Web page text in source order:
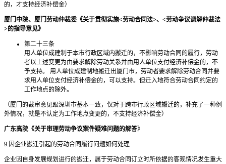
的，才支持经济补偿金）
厦门中院、厦门劳动仲裁委《关于贯彻实施<劳动合同法>、<劳动争议调解仲裁法
>的指导意见》
第二十三条
用人单位成建制于本市行政区域内搬迁的，不影响劳动合同的履行，劳动
者以上述变更为由要求解除劳动关系并由用人单位支付经济补偿金的，不
予支持。 用人单位成建制地搬迁出厦门市，劳动者要求解除劳动合同并要
求用人单位支付经济补偿金的，可以支持。但迁入地符合劳动合同约定的
工作地点的除外。
（厦门的裁审意见跟深圳市基本一致，仅对于跨市行政区域搬迁的，补充了一种例
外情况，就是不认定为工作地点变更的，不支持经济补偿金）
广东高院《关于审理劳动争议案件疑难问题的解答》
9.因企业搬迁引起的劳动合同履行问题如何处理
企业因自身发展规划进行的搬迁，属于劳动合同订立时所依据的客观情况发生重大